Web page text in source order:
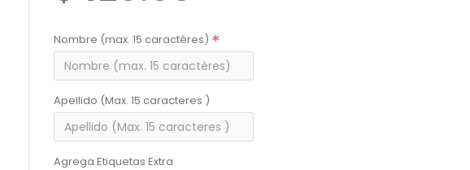
Nombre (max. 15 caractères)
Apellido (Max. 15 caracteres )
Agrega Etiquetas Extra